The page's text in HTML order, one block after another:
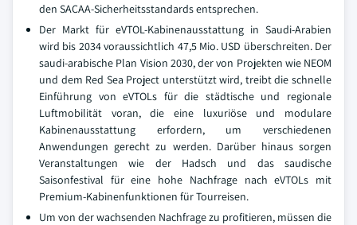
den SACAA-Sicherheitsstandards entsprechen.
Der Markt für eVTOL-Kabinenausstattung in Saudi-Arabien
wird bis 2034 voraussichtlich 47,5 Mio. USD überschreiten. Der
saudi-arabische Plan Vision 2030, der von Projekten wie NEOM
und dem Red Sea Project unterstützt wird, treibt die schnelle
Einführung von eVTOLs für die städtische und regionale
Luftmobilität voran, die eine luxuriöse und modulare
Kabinenausstattung erfordern, um verschiedenen
Anwendungen gerecht zu werden. Darüber hinaus sorgen
Veranstaltungen wie der Hadsch und das saudische
Saisonfestival für eine hohe Nachfrage nach eVTOLs mit
Premium-Kabinenfunktionen für Tourreisen.
Um von der wachsenden Nachfrage zu profitieren, müssen die